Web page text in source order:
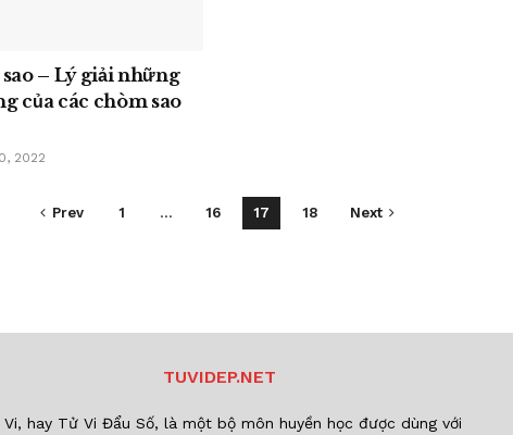
– Lý giải những
của các chòm sao
2022
Prev 1 … 16 17 18 Next
TUVIDEP.NET
Vi, hay Tử Vi Đẩu Số, là một bộ môn huyền học được dùng với